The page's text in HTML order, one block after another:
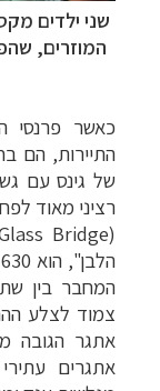
שני ילדים
המוזרים,
כאשר פרנסי
התיירות, הם
של גינס עם
רציני מאוד
(
Bridge
המחבר בין
צמוד לצלע
אתגר הגובה
אתגרים